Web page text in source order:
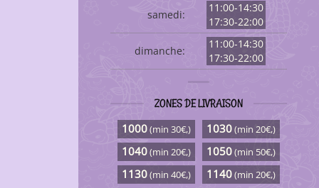
samedi:
11:00-14:30
17:30-22:00
dimanche:
11:00-14:30
17:30-22:00
ZONES DE LIVRAISON
1000(min 30€,) 1030(min 20€,)
1040(min 20€,) 1050(min 50€,)
1130(min 40€,) 1140(min 20€,)